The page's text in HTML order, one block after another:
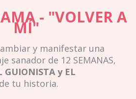
- "VOLVER A
MÍ"
y manifestar una
sanador de 12 SEMANAS,
GUIONISTA y EL
de tu historia.